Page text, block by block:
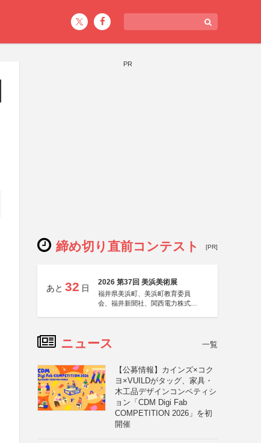
PR
締め切り直前コンテスト [PR]
あと 32 日
2026 第37回 美浜美術展
福井県美浜町、美浜町教育委員
会、福井新聞社、関西電力株式会
ニュース 一覧
【公募情報】カインズ×コク
ヨ×VUILDがタッグ、家具・
木工品デザインコンペティシ
ョン「CDM Digi Fab
COMPETITION 2026」を初
開催